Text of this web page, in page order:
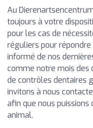
Au
toujours à votre
pour les cas de
réguliers pour répondre
informé de nos
comme notre mois des
de contrôles dentaires
invitons à nous
afin que nous
animal.